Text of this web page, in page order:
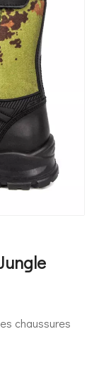
chaussures